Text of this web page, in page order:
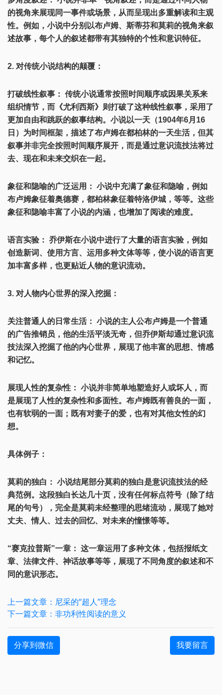
的视角来展现同一事件或场景，从而呈现出多重解读和主观
性。例如，小说中分别以布卢姆、斯蒂芬和莫莉的视角来叙
述故事，每个人的叙述都带有其独特的个性和意识特征。
2. 对传统小说结构的颠覆：
打破线性叙事： 传统小说通常按照时间顺序或因果关系来
组织情节，而《尤利西斯》则打破了这种线性叙事，采用了
更加自由和跳跃的叙事结构。小说以一天（1904年6月16
日）为时间框架，描述了布卢姆在都柏林的一天生活，但其
叙事并非完全按照时间顺序展开，而是通过意识流技法将过
去、现在和未来交织在一起。
象征和隐喻的广泛运用： 小说中充满了象征和隐喻，例如
布卢姆象征着奥德赛，都柏林象征着特洛伊城，等等。这些
象征和隐喻丰富了小说的内涵，也增加了阅读的难度。
语言实验： 乔伊斯在小说中进行了大量的语言实验，例如
创造新词、使用方言、运用多种文体等等，使小说的语言更
加丰富多样，也更贴近人物的意识流动。
3. 对人物内心世界的深入挖掘：
关注普通人的日常生活： 小说的主人公布卢姆是一个普通
的广告推销员，他的生活平淡无奇，但乔伊斯却通过意识流
技法深入挖掘了他的内心世界，展现了他丰富的思想、情感
和记忆。
展现人性的复杂性： 小说并非简单地塑造好人或坏人，而
是展现了人性的复杂性和多面性。布卢姆既有善良的一面，
也有软弱的一面；既有对妻子的爱，也有对其他女性的幻
想。
具体例子：
莫莉的独白： 小说结尾部分莫莉的独白是意识流技法的经
典范例。这段独白长达几十页，没有任何标点符号（除了结
尾的句号），完全是莫莉未经整理的思绪流动，展现了她对
丈夫、情人、过去的回忆、对未来的憧憬等等。
“赛克拉普斯”一章： 这一章运用了多种文体，包括报纸文
章、法律文件、神话故事等等，展现了不同角度的叙述和不
同的意识形态。
上一篇文章：尼采的“超人”理念
下一篇文章：非功利性阅读的意义
分享到微信 我要留言